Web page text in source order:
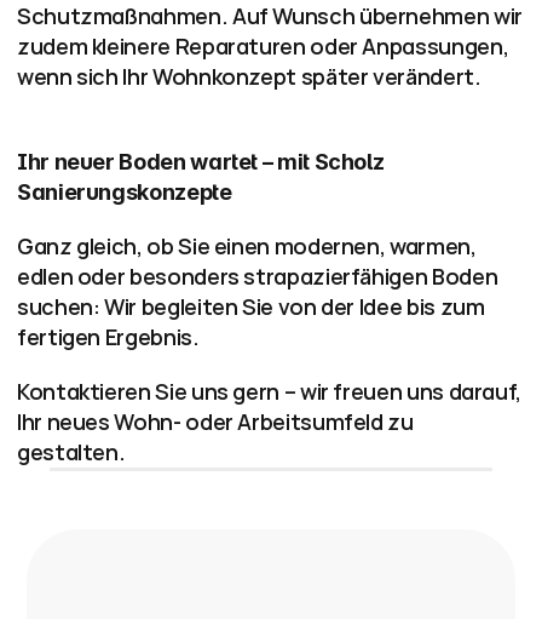
Schutzmaßnahmen. Auf Wunsch übernehmen wir
zudem kleinere Reparaturen oder Anpassungen,
wenn sich Ihr Wohnkonzept später verändert.
Ihr neuer Boden wartet – mit Scholz
Sanierungskonzepte
Ganz gleich, ob Sie einen modernen, warmen,
edlen oder besonders strapazierfähigen Boden
suchen: Wir begleiten Sie von der Idee bis zum
fertigen Ergebnis.
Kontaktieren Sie uns gern – wir freuen uns darauf,
Ihr neues Wohn- oder Arbeitsumfeld zu
gestalten.